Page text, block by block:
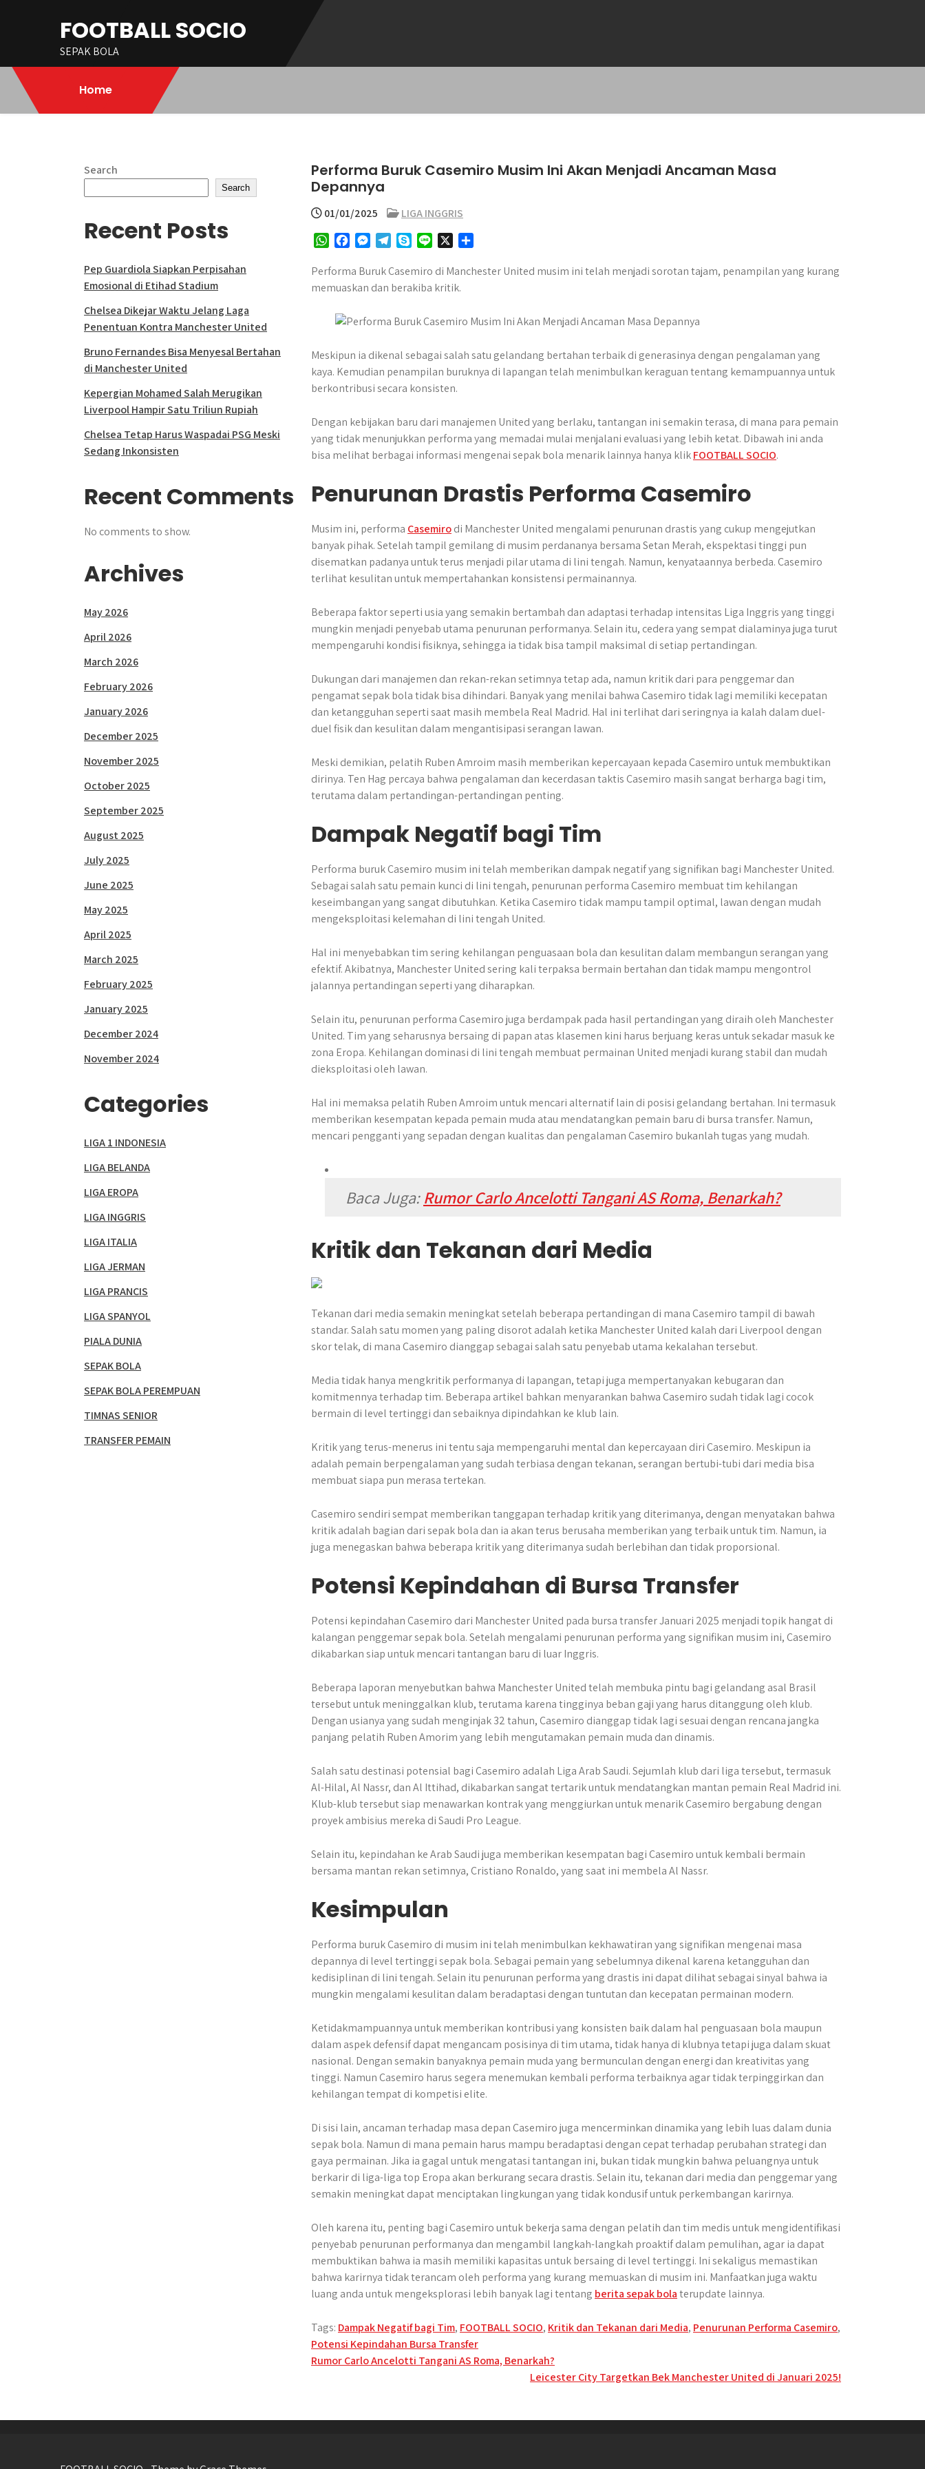
FOOTBALL SOCIO
SEPAK BOLA
Home
Performa Buruk Casemiro Musim Ini Akan Menjadi Ancaman Masa
Depannya
01/01/2025
LIGA INGGRIS
W
a
t
c
e
o
s
s
r
l
e
r
y
p
n
e
a
Performa Buruk Casemiro di Manchester United musim ini telah menjadi sorotan tajam, penampilan yang kurang
memuaskan dan berakiba kritik.
Meskipun ia dikenal sebagai salah satu gelandang bertahan terbaik di generasinya dengan pengalaman yang
kaya. Kemudian penampilan buruknya di lapangan telah menimbulkan keraguan tentang kemampuannya untuk
berkontribusi secara konsisten.
Dengan kebijakan baru dari manajemen United yang berlaku, tantangan ini semakin terasa, di mana para pemain
yang tidak menunjukkan performa yang memadai mulai menjalani evaluasi yang lebih ketat. Dibawah ini anda
bisa melihat berbagai informasi mengenai sepak bola menarik lainnya hanya klikFOOTBALL SOCIO.
Penurunan Drastis Performa Casemiro
Musim ini, performa Casemirodi Manchester United mengalami penurunan drastis yang cukup mengejutkan
banyak pihak. Setelah tampil gemilang di musim perdananya bersama Setan Merah, ekspektasi tinggi pun
disematkan padanya untuk terus menjadi pilar utama di lini tengah. Namun, kenyataannya berbeda. Casemiro
terlihat kesulitan untuk mempertahankan konsistensi permainannya.
Beberapa faktor seperti usia yang semakin bertambah dan adaptasi terhadap intensitas Liga Inggris yang tinggi
mungkin menjadi penyebab utama penurunan performanya. Selain itu, cedera yang sempat dialaminya juga turut
mempengaruhi kondisi fisiknya, sehingga ia tidak bisa tampil maksimal di setiap pertandingan.
Dukungan dari manajemen dan rekan-rekan setimnya tetap ada, namun kritik dari para penggemar dan
pengamat sepak bola tidak bisa dihindari. Banyak yang menilai bahwa Casemiro tidak lagi memiliki kecepatan
dan ketangguhan seperti saat masih membela Real Madrid. Hal ini terlihat dari seringnya ia kalah dalam duel-
duel fisik dan kesulitan dalam mengantisipasi serangan lawan.
Meski demikian, pelatih Ruben Amroim masih memberikan kepercayaan kepada Casemiro untuk membuktikan
dirinya. Ten Hag percaya bahwa pengalaman dan kecerdasan taktis Casemiro masih sangat berharga bagi tim,
terutama dalam pertandingan-pertandingan penting.
Dampak Negatif bagi Tim
Performa buruk Casemiro musim ini telah memberikan dampak negatif yang signifikan bagi Manchester United.
Sebagai salah satu pemain kunci di lini tengah, penurunan performa Casemiro membuat tim kehilangan
keseimbangan yang sangat dibutuhkan. Ketika Casemiro tidak mampu tampil optimal, lawan dengan mudah
mengeksploitasi kelemahan di lini tengah United.
Hal ini menyebabkan tim sering kehilangan penguasaan bola dan kesulitan dalam membangun serangan yang
efektif. Akibatnya, Manchester United sering kali terpaksa bermain bertahan dan tidak mampu mengontrol
jalannya pertandingan seperti yang diharapkan.
Selain itu, penurunan performa Casemiro juga berdampak pada hasil pertandingan yang diraih oleh Manchester
United. Tim yang seharusnya bersaing di papan atas klasemen kini harus berjuang keras untuk sekadar masuk ke
zona Eropa. Kehilangan dominasi di lini tengah membuat permainan United menjadi kurang stabil dan mudah
dieksploitasi oleh lawan.
Hal ini memaksa pelatih Ruben Amroim untuk mencari alternatif lain di posisi gelandang bertahan. Ini termasuk
memberikan kesempatan kepada pemain muda atau mendatangkan pemain baru di bursa transfer. Namun,
mencari pengganti yang sepadan dengan kualitas dan pengalaman Casemiro bukanlah tugas yang mudah.
Baca Juga:Rumor Carlo Ancelotti Tangani AS Roma, Benarkah?
Kritik dan Tekanan dari Media
Tekanan dari media semakin meningkat setelah beberapa pertandingan di mana Casemiro tampil di bawah
standar. Salah satu momen yang paling disorot adalah ketika Manchester United kalah dari Liverpool dengan
skor telak, di mana Casemiro dianggap sebagai salah satu penyebab utama kekalahan tersebut.
Media tidak hanya mengkritik performanya di lapangan, tetapi juga mempertanyakan kebugaran dan
komitmennya terhadap tim. Beberapa artikel bahkan menyarankan bahwa Casemiro sudah tidak lagi cocok
bermain di level tertinggi dan sebaiknya dipindahkan ke klub lain.
Kritik yang terus-menerus ini tentu saja mempengaruhi mental dan kepercayaan diri Casemiro. Meskipun ia
adalah pemain berpengalaman yang sudah terbiasa dengan tekanan, serangan bertubi-tubi dari media bisa
membuat siapa pun merasa tertekan.
Casemiro sendiri sempat memberikan tanggapan terhadap kritik yang diterimanya, dengan menyatakan bahwa
kritik adalah bagian dari sepak bola dan ia akan terus berusaha memberikan yang terbaik untuk tim. Namun, ia
juga menegaskan bahwa beberapa kritik yang diterimanya sudah berlebihan dan tidak proporsional.
Potensi Kepindahan di Bursa Transfer
Potensi kepindahan Casemiro dari Manchester United pada bursa transfer Januari 2025 menjadi topik hangat di
kalangan penggemar sepak bola. Setelah mengalami penurunan performa yang signifikan musim ini, Casemiro
dikabarkan siap untuk mencari tantangan baru di luar Inggris.
Beberapa laporan menyebutkan bahwa Manchester United telah membuka pintu bagi gelandang asal Brasil
tersebut untuk meninggalkan klub, terutama karena tingginya beban gaji yang harus ditanggung oleh klub.
Dengan usianya yang sudah menginjak 32 tahun, Casemiro dianggap tidak lagi sesuai dengan rencana jangka
panjang pelatih Ruben Amorim yang lebih mengutamakan pemain muda dan dinamis.
Salah satu destinasi potensial bagi Casemiro adalah Liga Arab Saudi. Sejumlah klub dari liga tersebut, termasuk
Al-Hilal, Al Nassr, dan Al Ittihad, dikabarkan sangat tertarik untuk mendatangkan mantan pemain Real Madrid ini.
Klub-klub tersebut siap menawarkan kontrak yang menggiurkan untuk menarik Casemiro bergabung dengan
proyek ambisius mereka di Saudi Pro League.
Selain itu, kepindahan ke Arab Saudi juga memberikan kesempatan bagi Casemiro untuk kembali bermain
bersama mantan rekan setimnya, Cristiano Ronaldo, yang saat ini membela Al Nassr.
Kesimpulan
Performa buruk Casemiro di musim ini telah menimbulkan kekhawatiran yang signifikan mengenai masa
depannya di level tertinggi sepak bola. Sebagai pemain yang sebelumnya dikenal karena ketangguhan dan
kedisiplinan di lini tengah. Selain itu penurunan performa yang drastis ini dapat dilihat sebagai sinyal bahwa ia
mungkin mengalami kesulitan dalam beradaptasi dengan tuntutan dan kecepatan permainan modern.
Ketidakmampuannya untuk memberikan kontribusi yang konsisten baik dalam hal penguasaan bola maupun
dalam aspek defensif dapat mengancam posisinya di tim utama, tidak hanya di klubnya tetapi juga dalam skuat
nasional. Dengan semakin banyaknya pemain muda yang bermunculan dengan energi dan kreativitas yang
tinggi. Namun Casemiro harus segera menemukan kembali performa terbaiknya agar tidak terpinggirkan dan
kehilangan tempat di kompetisi elite.
Di sisi lain, ancaman terhadap masa depan Casemiro juga mencerminkan dinamika yang lebih luas dalam dunia
sepak bola. Namun di mana pemain harus mampu beradaptasi dengan cepat terhadap perubahan strategi dan
gaya permainan. Jika ia gagal untuk mengatasi tantangan ini, bukan tidak mungkin bahwa peluangnya untuk
berkarir di liga-liga top Eropa akan berkurang secara drastis. Selain itu, tekanan dari media dan penggemar yang
semakin meningkat dapat menciptakan lingkungan yang tidak kondusif untuk perkembangan karirnya.
Oleh karena itu, penting bagi Casemiro untuk bekerja sama dengan pelatih dan tim medis untuk mengidentifikasi
penyebab penurunan performanya dan mengambil langkah-langkah proaktif dalam pemulihan, agar ia dapat
membuktikan bahwa ia masih memiliki kapasitas untuk bersaing di level tertinggi. Ini sekaligus memastikan
bahwa karirnya tidak terancam oleh performa yang kurang memuaskan di musim ini. Manfaatkan juga waktu
luang anda untuk mengeksplorasi lebih banyak lagi tentang berita sepak bolaterupdate lainnya.
Tags: Dampak Negatif bagi Tim, FOOTBALL SOCIO, Kritik dan Tekanan dari Media, Penurunan Performa Casemiro,
Potensi Kepindahan Bursa Transfer
Post
Rumor Carlo Ancelotti Tangani AS Roma, Benarkah?
Leicester City Targetkan Bek Manchester United di Januari 2025!
Search
Search
Recent Posts
Pep Guardiola Siapkan Perpisahan
Emosional di Etihad Stadium
Chelsea Dikejar Waktu Jelang Laga
Penentuan Kontra Manchester United
Bruno Fernandes Bisa Menyesal Bertahan
di Manchester United
Kepergian Mohamed Salah Merugikan
Liverpool Hampir Satu Triliun Rupiah
Chelsea Tetap Harus Waspadai PSG Meski
Sedang Inkonsisten
Recent Comments
No comments to show.
Archives
May 2026
April 2026
March 2026
February 2026
January 2026
December 2025
November 2025
October 2025
September 2025
August 2025
July 2025
June 2025
May 2025
April 2025
March 2025
February 2025
January 2025
December 2024
November 2024
Categories
LIGA 1 INDONESIA
LIGA BELANDA
LIGA EROPA
LIGA INGGRIS
LIGA ITALIA
LIGA JERMAN
LIGA PRANCIS
LIGA SPANYOL
PIALA DUNIA
SEPAK BOLA
SEPAK BOLA PEREMPUAN
TIMNAS SENIOR
TRANSFER PEMAIN